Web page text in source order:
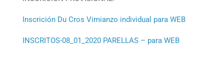
Inscrición Du Cros Vimianzo individual para WEB
INSCRITOS-08_01_2020 PARELLAS – para WEB